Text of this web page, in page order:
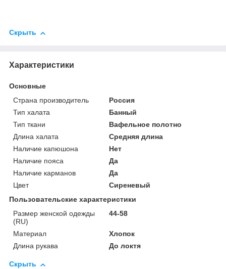
Скрыть
Характеристики
Основные
Страна производитель
Россия
Тип халата
Банный
Тип ткани
Вафельное полотно
Длина халата
Средняя длина
Наличие капюшона
Нет
Наличие пояса
Да
Наличие карманов
Да
Цвет
Сиреневый
Пользовательские характеристики
Размер женской одежды
(RU)
44-58
Материал
Хлопок
Длина рукава
До локтя
Скрыть